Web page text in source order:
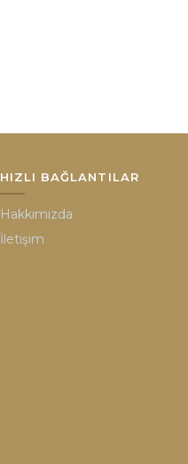
HIZLI BAĞLANTILAR
Hakkımızda
İletişim